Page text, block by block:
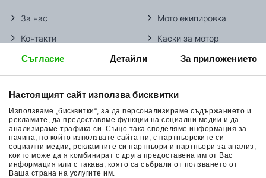
Съгласие Детайли За приложението
Настоящият сайт използва бисквитки
Използваме „бисквитки“, за да персонализираме съдържанието и
рекламите, да предоставяме функции на социални медии и да
анализираме трафика си. Също така споделяме информация за
начина, по който използвате сайта ни, с партньорските си
социални медии, рекламните си партньори и партньори за анализ,
които може да я комбинират с друга предоставена им от Вас
информация или с такава, която са събрали от ползването от
Ваша страна на услугите им.
За нас
Контакти
Методи доставка
Начини плащане
Връщане на стока
Общи условия
Поверителност
Политика за бисквитки
Мото екипировка
Каски за мотор
Ботуши за мотор
Гуми за мотор
Очила за мотор
Раници за мотор
Ръкавици за мотор
Части за мотор